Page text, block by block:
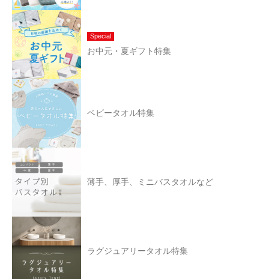
Special
お中元・夏ギフト特集
ベビータオル特集
薄手、厚手、ミニバスタオルなど
ラグジュアリータオル特集